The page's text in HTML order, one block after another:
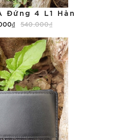
Đứng 4 L1 Hàn
540.000₫
vào giỏ hàng